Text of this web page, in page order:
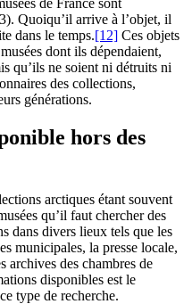
de France sont
Quoiqu’il arrive à l’objet, il
dans le temps.[12] Ces objets
dont ils dépendaient,
qu’ils ne soient ni détruits ni
des collections,
générations.
hors des
arctiques étant souvent
qu’il faut chercher des
dans divers lieux tels que les
municipales, la presse locale,
archives des chambres de
disponibles est le
type de recherche.